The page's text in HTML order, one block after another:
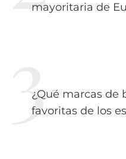
mayoritaria de
¿Qué marcas de
favoritas de los